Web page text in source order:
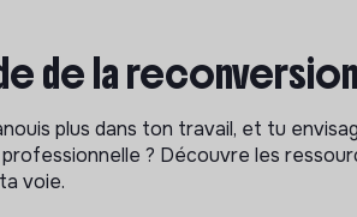
de la
plus dans ton travail, et tu
? Découvre les
voie.